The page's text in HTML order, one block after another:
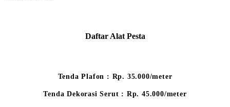
Daftar Alat Pesta
Tenda Plafon : Rp. 35.000/meter
Tenda Dekorasi Serut : Rp. 45.000/meter